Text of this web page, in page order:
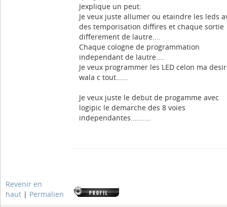
Jexplique un peut:
Je veux juste allumer ou etaindre les leds
des temporisation diffires et chaque sortie
differement de lautre....
Chaque cologne de programmation
independant de lautre....
Je veux programmer les LED celon ma
wala c tout......
Je veux juste le debut de progamme avec
logipic le demarche des 8 voies
independantes..........
Revenir en
haut | Permalien